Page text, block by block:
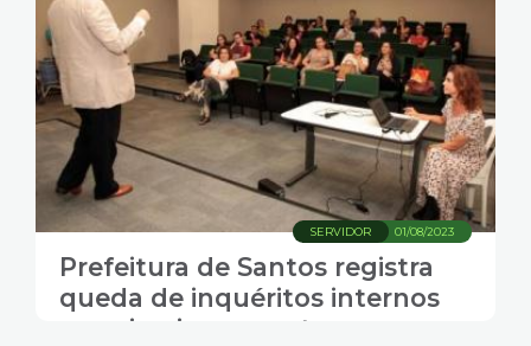
01/08/2023
SERVIDOR
Prefeitura de Santos registra
queda de inquéritos internos
no primeiro semestre